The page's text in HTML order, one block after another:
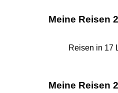
Meine Reisen
Reisen in 17
Meine Reisen